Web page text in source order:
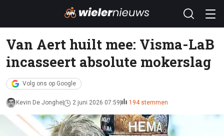
Van Aert huilt mee: Visma-LaB
incasseert absolute mokerslag
Volg ons op Google
Kevin De Jonghe 2 juni 2026 07:59 194 stemmen